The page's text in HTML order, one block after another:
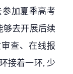
加夏季高考
够去开展后续
查、在线报
接着一环, 少